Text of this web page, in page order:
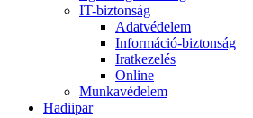
IT-biztonság
Adatvédelem
Információ-biztonság
Iratkezelés
Online
Munkavédelem
Hadiipar